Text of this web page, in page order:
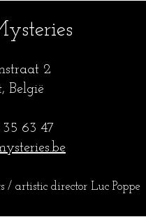
t 2
België
63 47
/ artistic director Luc Poppe